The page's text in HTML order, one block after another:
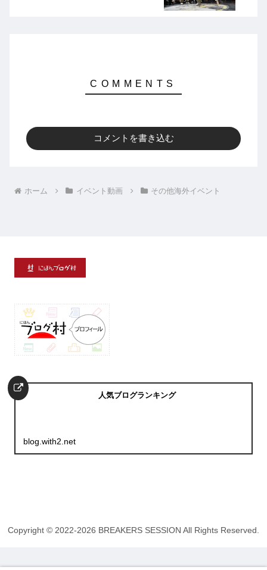
コメントを書き込む
ホーム イベント動画 その他海外イベント
人気ブログランキング
blog.with2.net
Copyright © 2022-2026 BREAKERS SESSION All Rights Reserved.